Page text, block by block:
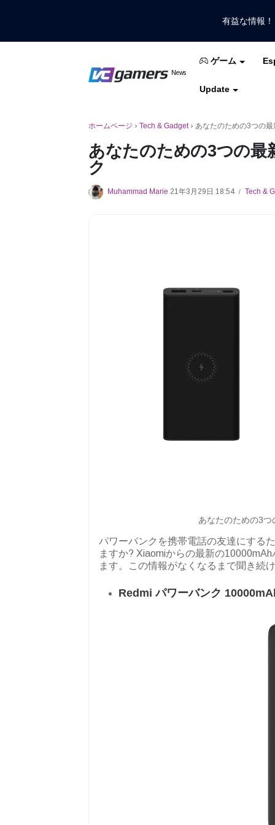
有益な情報
VCGamers ニュ
News
VCGamersだけで最新のゲームニュ
ゲーム
Update
フリーファイア
ホームページ › Tech & Gadget› あなたのための3つの
あなたのための3つの
ク
Muhammad Marie 21年3月29日 18:54 / Tech &
あなたのための3
パワーバンクを携帯電話の友達にする
ますか? Xiaomiからの最新の
ます。この情報がなくなるまで聞き続
Redmi パワーバンク